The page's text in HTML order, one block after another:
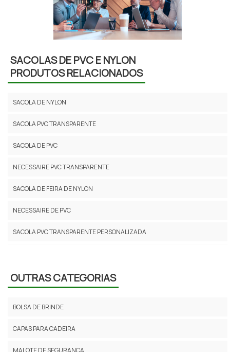
SACOLAS DE PVC E NYLON
PRODUTOS RELACIONADOS
SACOLA DE NYLON
SACOLA PVC TRANSPARENTE
SACOLA DE PVC
NECESSAIRE PVC TRANSPARENTE
SACOLA DE FEIRA DE NYLON
NECESSAIRE DE PVC
SACOLA PVC TRANSPARENTE PERSONALIZADA
SACOLA DE NYLON GRANDE
OUTRAS CATEGORIAS
BOLSA DE BRINDE
CAPAS PARA CADEIRA
MALOTE DE SEGURANÇA